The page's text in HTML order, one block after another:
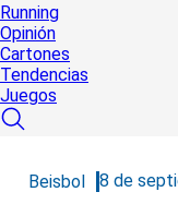
Running
Opinión
Cartones
Tendencias
Juegos
Beisbol 8 de